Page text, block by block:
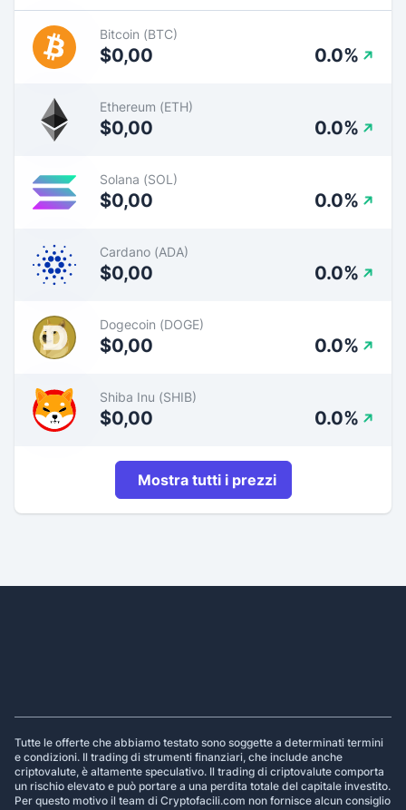
Bitcoin (BTC)
$0,00 0.0%
Ethereum (ETH)
$0,00 0.0%
Solana (SOL)
$0,00 0.0%
Cardano (ADA)
$0,00 0.0%
Dogecoin (DOGE)
$0,00 0.0%
Shiba Inu (SHIB)
$0,00 0.0%
Mostra tutti i prezzi
Tutte le offerte che abbiamo testato sono soggette a determinati termini
e condizioni. Il trading di strumenti finanziari, che include anche
criptovalute, è altamente speculativo. Il trading di criptovalute comporta
un rischio elevato e può portare a una perdita totale del capitale investito.
Per questo motivo il team di Cryptofacili.com non fornisce alcun consiglio